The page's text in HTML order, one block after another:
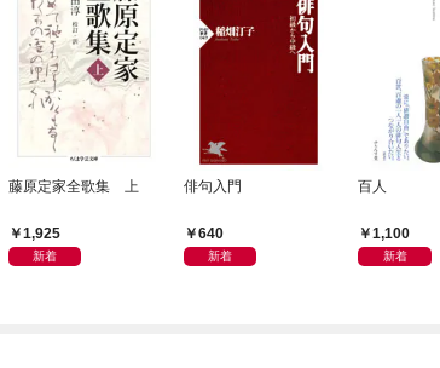
藤原定家全歌集 上
1,925
新着
俳句入門
640
新着
百人
1,100
新着